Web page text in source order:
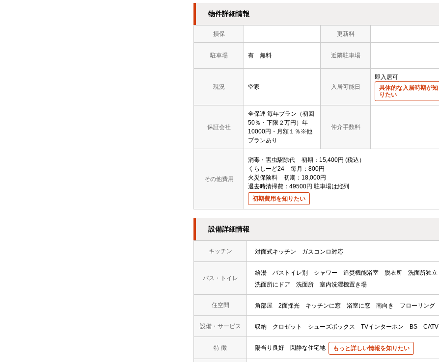
物件詳細情報
損保 更新料
駐車場 有 無料 近隣駐車場
現況 空家 入居可能日
即入居可
具体的な入居時期が知
りたい
保証会社
全保連 毎年プラン（初回
50％・下限２万円）年
10000円・月額１％※他
プランあり
仲介手数料
その他費用
消毒・害虫駆除代 初期 15,400円
税込
くらしーど24
毎月
800円
火災保険料
初期
18,000円
退去時清掃費：49500円 駐車場は縦列
初期費用を知りたい
設備詳細情報
キッチン 対面式キッチン ガスコンロ対応
バス・トイレ
給湯 バストイレ別 シャワー 追焚機能浴室 脱衣所 洗面所独立
洗面所にドア
洗面所 室内洗濯機置き場
住空間 角部屋 2面採光 キッチンに窓 浴室に窓 南向き フローリング
設備・サービス 収納 クロゼット シューズボックス TVインターホン BS CATV
特 徴 陽当り良好 閑静な住宅地 もっと詳しい情報を知りたい